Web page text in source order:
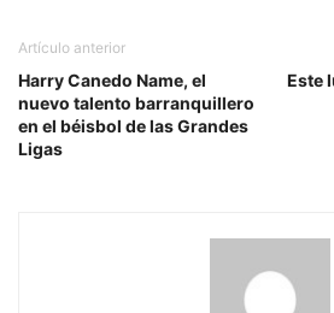
Artículo anterior
Harry Canedo Name, el
nuevo talento barranquillero
en el béisbol de las Grandes
Ligas
Este